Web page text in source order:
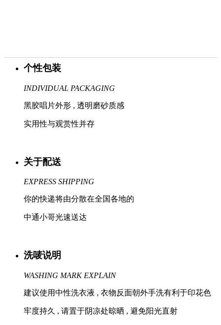
个性包装
INDIVIDUAL PACKAGING
黑胶唱片外形 , 透明磨砂质感
实用性与观赏性并存
关于配送
EXPRESS SHIPPING
你的快递将由分散在全国各地的
中通小哥光速送达
洗唛说明
WASHING MARK EXPLAIN
建议使用中性洗衣液 , 衣物反面朝外手洗有利于印花色
牢度持久 , 请置于阴凉处晾晒 , 避免阳光直射